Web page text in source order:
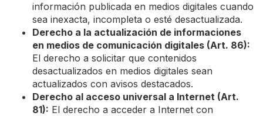
información publicada en medios digitales cuando
sea inexacta, incompleta o esté desactualizada.
Derecho a la actualización de informaciones
en medios de comunicación digitales (Art. 86):
El derecho a solicitar que contenidos
desactualizados en medios digitales sean
actualizados con avisos destacados.
Derecho al acceso universal a Internet (Art.
81): El derecho a acceder a Internet con